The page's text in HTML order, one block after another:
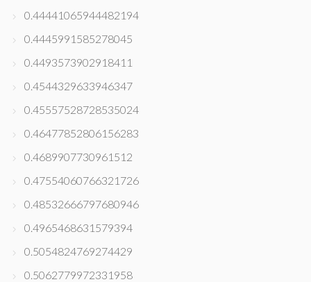
0.44441065944482194
0.4445991585278045
0.4493573902918411
0.4544329633946347
0.45557528728535024
0.46477852806156283
0.4689907730961512
0.47554060766321726
0.48532666797680946
0.4965468631579394
0.5054824769274429
0.5062779972331958